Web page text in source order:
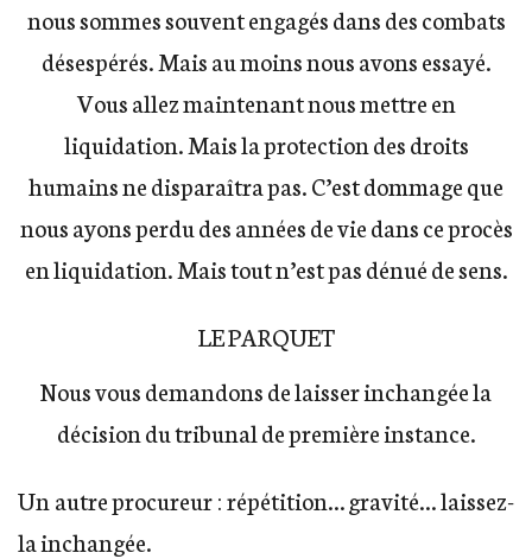
nous sommes souvent engagés dans des combats
désespérés. Mais au moins nous avons essayé.
Vous allez maintenant nous mettre en
liquidation. Mais la protection des droits
humains ne disparaîtra pas. C’est dommage que
nous ayons perdu des années de vie dans ce procès
en liquidation. Mais tout n’est pas dénué de sens.
LE PARQUET
Nous vous demandons de laisser inchangée la
décision du tribunal de première instance.
Un autre procureur : répétition… gravité… laissez-
la inchangée.